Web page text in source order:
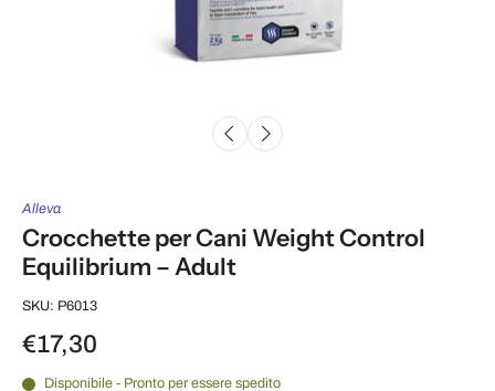
Alleva
Crocchette per Cani Weight Control
Equilibrium – Adult
SKU: P6013
€17,30
Disponibile - Pronto per essere spedito